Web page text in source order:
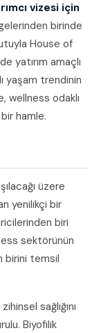
vizesi için
birinde
House of
yatırım amaçlı
yaşam trendinin
wellness odaklı
hamle.
üzere
yenilikçi bir
biri
sektörünün
birini temsil
sağlığını
Biyofilik